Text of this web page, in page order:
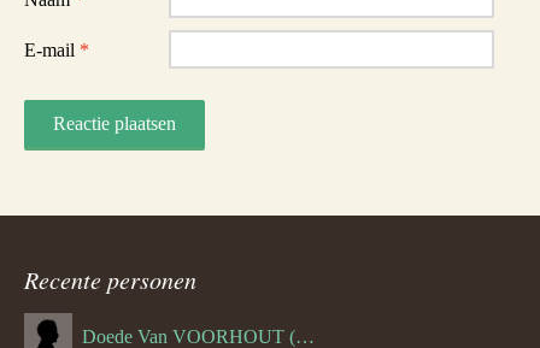
E-mail *
Recente personen
Doede Van VOORHOUT (Van FORNEHOLT) (--1101)